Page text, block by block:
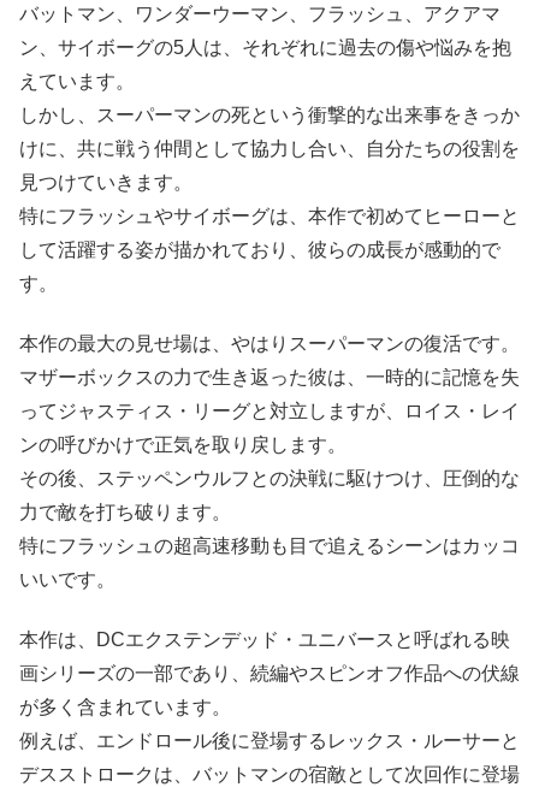
バットマン、ワンダーウーマン、フラッシュ、アクアマ
ン、サイボーグの5人は、それぞれに過去の傷や悩みを抱
えています。
しかし、スーパーマンの死という衝撃的な出来事をきっか
けに、共に戦う仲間として協力し合い、自分たちの役割を
見つけていきます。
特にフラッシュやサイボーグは、本作で初めてヒーローと
して活躍する姿が描かれており、彼らの成長が感動的で
す。
本作の最大の見せ場は、やはりスーパーマンの復活です。
マザーボックスの力で生き返った彼は、一時的に記憶を失
ってジャスティス・リーグと対立しますが、ロイス・レイ
ンの呼びかけで正気を取り戻します。
その後、ステッペンウルフとの決戦に駆けつけ、圧倒的な
力で敵を打ち破ります。
特にフラッシュの超高速移動も目で追えるシーンはカッコ
いいです。
本作は、DCエクステンデッド・ユニバースと呼ばれる映
画シリーズの一部であり、続編やスピンオフ作品への伏線
が多く含まれています。
例えば、エンドロール後に登場するレックス・ルーサーと
デスストロークは、バットマンの宿敵として次回作に登場